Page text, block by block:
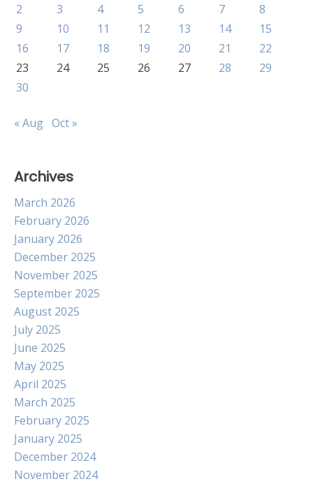
2
3 4 5 6 7
8
9
10 11 12 13 14
15
16
17 18 19 20 21
22
23
24 25 26 27 28
29
30
« Aug Oct »
Archives
March 2026
February 2026
January 2026
December 2025
November 2025
September 2025
August 2025
July 2025
June 2025
May 2025
April 2025
March 2025
February 2025
January 2025
December 2024
November 2024